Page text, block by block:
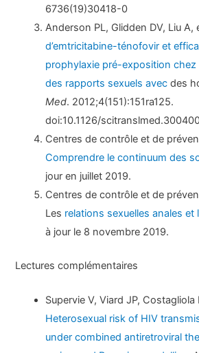
6736(19)30418-0
Anderson PL, Glidden DV, Liu A,
d’emtricitabine-ténofovir et
prophylaxie pré-exposition
des rapports sexuels avec des
Med. 2012;4(151):151ra125.
doi:10.1126/
Centres de contrôle et de
Comprendre le continuum des
jour en juillet 2019.
Centres de contrôle et de
Les relations sexuelles anales et
à jour le 8 novembre 2019.
Lectures complémentaires
Supervie V, Viard JP, Costagliola
Heterosexual risk of HIV
under combined antiretroviral